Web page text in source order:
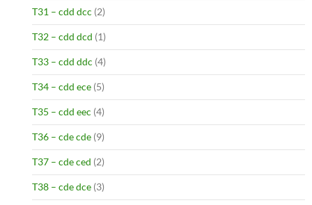
T31 – cdd dcc (2)
T32 – cdd dcd (1)
T33 – cdd ddc (4)
T34 – cdd ece (5)
T35 – cdd eec (4)
T36 – cde cde (9)
T37 – cde ced (2)
T38 – cde dce (3)